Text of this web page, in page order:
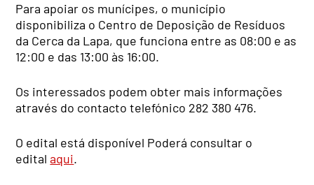
Para apoiar os munícipes, o município
disponibiliza o Centro de Deposição de Resíduos
da Cerca da Lapa, que funciona entre as 08:00 e as
12:00 e das 13:00 às 16:00.
Os interessados podem obter mais informações
através do contacto telefónico 282 380 476.
O edital está disponível Poderá consultar o
editalaqui.